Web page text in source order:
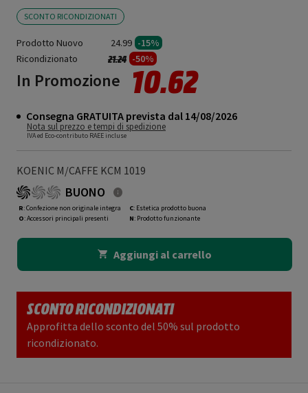
SCONTO RICONDIZIONATI
Prodotto Nuovo 24.99 -15%
Ricondizionato
Prezzo ridotto da
21.24a -50%
In Promozione 10.62
Consegna GRATUITA prevista dal 14/08/2026
Nota sul prezzo e tempi di spedizione
IVA ed Eco-contributo RAEE incluse
KOENIC M/CAFFE KCM 1019
BUONO
R: Confezione non originale integra
O: Accessori principali presenti
C: Estetica prodotto buona
N: Prodotto funzionante
Aggiungi al carrello
SCONTO RICONDIZIONATI
Approfitta dello sconto del 50% sul prodotto
ricondizionato.